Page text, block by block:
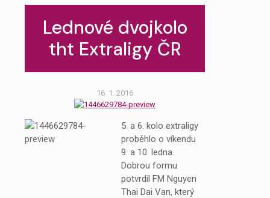
Lednové dvojkolo
tht Extraligy ČR
16. 1. 2016
5. a 6. kolo extraligy
proběhlo o víkendu
9. a 10. ledna.
Dobrou formu
potvrdil FM Nguyen
Thai Dai Van, který